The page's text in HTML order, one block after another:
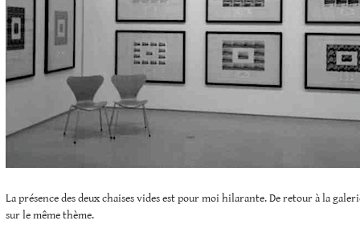
La présence des deux chaises vides est pour moi hilarante. De retour à la
sur le même thème.